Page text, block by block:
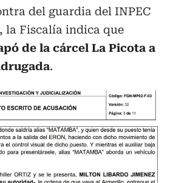
del guardia del INPEC
la Fiscalía indica que
de la cárcel La Picota a
.